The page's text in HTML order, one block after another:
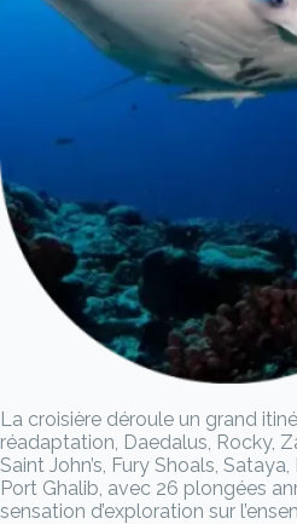
La croisière déroule un grand
réadaptation, Daedalus, Rocky,
Saint John’s, Fury Shoals,
Port Ghalib, avec 26 plongées
sensation d’exploration sur